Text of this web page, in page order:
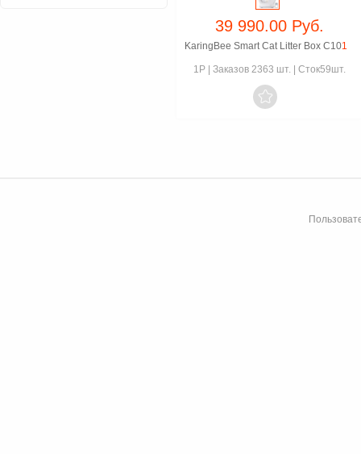
39 990.00 Руб.
KaringBee Smart Cat Litter Box C101
1P| Заказов 2363 шт.| Сток59шт.
